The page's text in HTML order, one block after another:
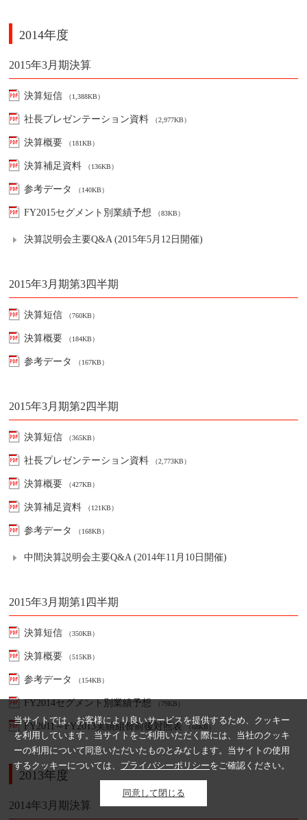
2014年度
2015年3月期決算
決算短信 （1,388KB）
社長プレゼンテーション資料 （2,977KB）
決算概要 （181KB）
決算補足資料 （136KB）
参考データ （140KB）
FY2015セグメント別業績予想 （83KB）
決算説明会主要Q&A (2015年5月12日開催)
2015年3月期第3四半期
決算短信 （760KB）
決算概要 （184KB）
参考データ （167KB）
2015年3月期第2四半期
決算短信 （365KB）
社長プレゼンテーション資料 （2,773KB）
決算概要 （427KB）
決算補足資料 （121KB）
参考データ （168KB）
中間決算説明会主要Q&A (2014年11月10日開催)
2015年3月期第1四半期
決算短信 （350KB）
決算概要 （515KB）
参考データ （154KB）
FY2014セグメント別業績予想 （79KB）
FY2011～FY2013実績組替前後対照表 （68KB）
2013年度
2014年3月期決算
当サイトでは、お客様により良いサービスを提供するため、クッキー
を利用しています。当サイトをご利用いただく際には、当社のクッキ
ーの利用について同意いただいたものとみなします。当サイトの使用
するクッキーについては、 プライバシーポリシーをご確認ください。
同意して閉じる